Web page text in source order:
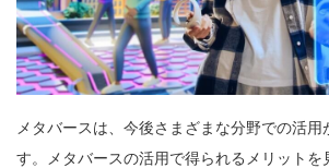
メタバースは、今後さまざまな分野での活用
す。メタバースの活用で得られるメリットを